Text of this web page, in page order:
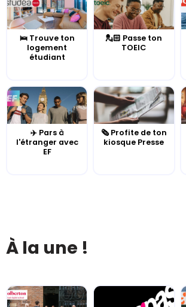
🛌 Trouve ton
logement
étudiant
💂🏻 Passe ton
TOEIC
✈️ Pars à
l'étranger avec
EF
🗞️ Profite de ton
kiosque Presse
À la une !